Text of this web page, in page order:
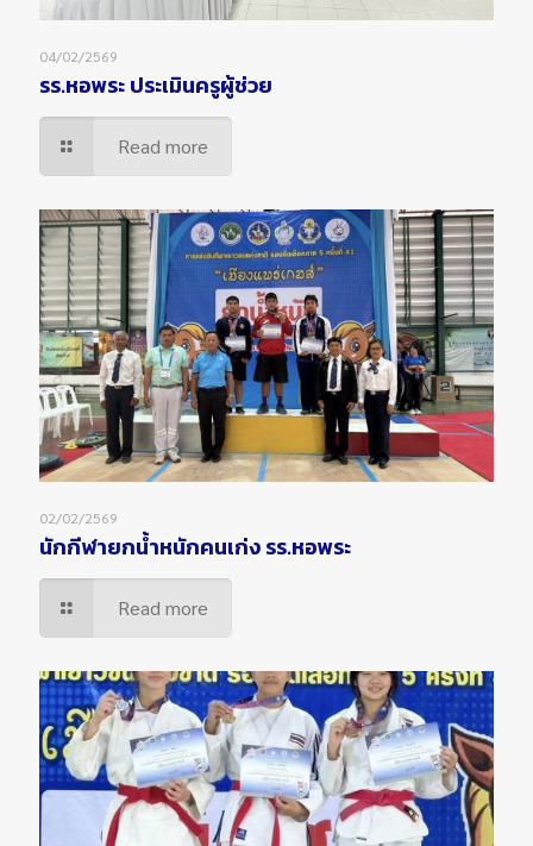
04/02/2569
รร.หอพระ ประเมินครูผู้ช่วย
Read more
02/02/2569
นักกีฬายกน้ำหนักคนเก่ง รร.หอพระ
Read more